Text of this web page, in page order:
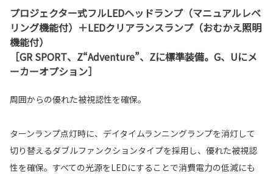
プロジェクター式フルLEDヘッドランプ（マニュアルレベ
リング機能付）＋LEDクリアランスランプ（おむかえ照明
機能付）
［GR SPORT、Z“Adventure”、Zに標準装備。G、Uにメ
ーカーオプション］
周囲からの優れた被視認性を確保。
ターンランプ点灯時に、デイタイムランニングランプを消灯して
切り替えるダブルファンクションタイプを採用し、優れた被視認
性を確保。すべての光源をLEDにすることで消費電力の低減にも